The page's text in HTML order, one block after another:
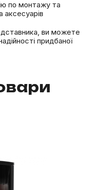
по монтажу та
аксесуарів
ви можете
придбаної